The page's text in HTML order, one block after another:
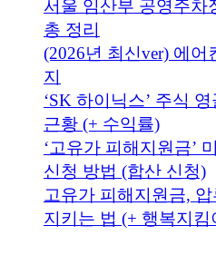
서울 임산부 공영주차
총 정리
(2026년 최신ver) 에
지
‘SK 하이닉스’ 주식
근황 (+ 수익률)
‘고유가 피해지원금’
신청 방법 (합산 신청)
고유가 피해지원금,
지키는 법 (+ 행복지킴